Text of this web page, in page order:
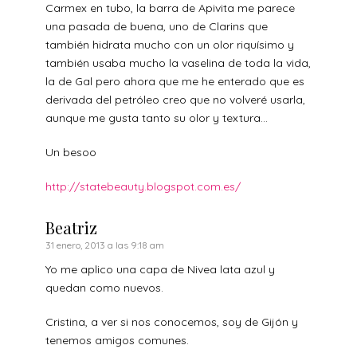
Carmex en tubo, la barra de Apivita me parece
una pasada de buena, uno de Clarins que
también hidrata mucho con un olor riquísimo y
también usaba mucho la vaselina de toda la vida,
la de Gal pero ahora que me he enterado que es
derivada del petróleo creo que no volveré usarla,
aunque me gusta tanto su olor y textura…
Un besoo
http://statebeauty.blogspot.com.es/
Beatriz
31 enero, 2013 a las 9:18 am
Yo me aplico una capa de Nivea lata azul y
quedan como nuevos.
Cristina, a ver si nos conocemos, soy de Gijón y
tenemos amigos comunes.